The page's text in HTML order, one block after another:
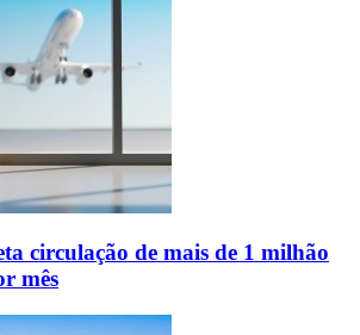
circulação de mais de 1 milhão
mês